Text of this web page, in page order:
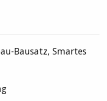
Bausatz, Smartes